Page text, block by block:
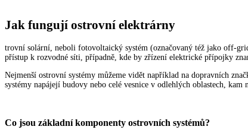
Jak fungují ostrovní elektrárny
trovní solární, neboli fotovoltaický systém (označovaný též jako off-
přístup k rozvodné síti, případně, kde by zřízení elektrické přípojky
Nejmenší ostrovní systémy můžeme vidět například na dopravních
systémy napájejí budovy nebo celé vesnice v odlehlých oblastech, kam
Co jsou základní komponenty ostrovních systémů?